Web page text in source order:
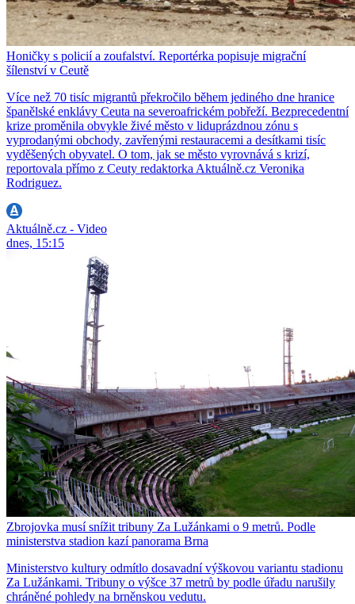
Honičky s policií a zoufalství. Reportérka popisuje migrační
šílenství v Ceutě
Více než 70 tisíc migrantů překročilo během jediného dne hranice
španělské enklávy Ceuta na severoafrickém pobřeží. Bezprecedentní
krize proměnila obvykle živé město v liduprázdnou zónu s
vyprodanými obchody, zavřenými restauracemi a desítkami tisíc
vyděšených obyvatel. O tom, jak se město vyrovnává s krizí,
reportovala přímo z Ceuty redaktorka Aktuálně.cz Veronika
Rodriguez.
Aktuálně.cz - Video
dnes, 15:15
Zbrojovka musí snížit tribuny Za Lužánkami o 9 metrů. Podle
ministerstva stadion kazí panorama Brna
Ministerstvo kultury odmítlo dosavadní výškovou variantu stadionu
Za Lužánkami. Tribuny o výšce 37 metrů by podle úřadu narušily
chráněné pohledy na brněnskou vedutu.